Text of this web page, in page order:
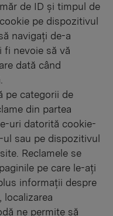
de ID și timpul de
pe dispozitivul
navigați de-a
fi nevoie să vă
dată când
pe categorii de
din partea
uri datorită cookie-
sau pe dispozitivul
Reclamele se
pe care le-ați
informații despre
localizarea
ne permite să